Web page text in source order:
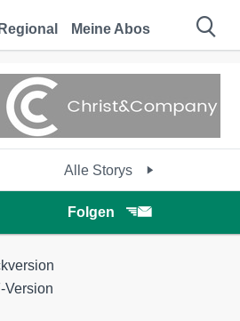
Regional Meine Abos
Alle Storys
Folgen
Version